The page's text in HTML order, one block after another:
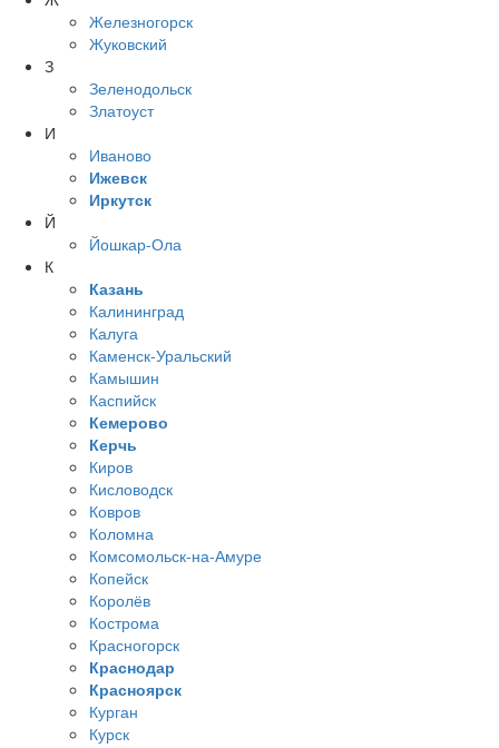
Железногорск
Жуковский
З
Зеленодольск
Златоуст
И
Иваново
Ижевск
Иркутск
Й
Йошкар-Ола
К
Казань
Калининград
Калуга
Каменск-Уральский
Камышин
Каспийск
Кемерово
Керчь
Киров
Кисловодск
Ковров
Коломна
Комсомольск-на-Амуре
Копейск
Королёв
Кострома
Красногорск
Краснодар
Красноярск
Курган
Курск